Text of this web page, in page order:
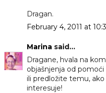
Dragan.
February 4, 2011 at
Marinasaid...
Dragane, hvala na
objašnjenja od
ili predložite temu,
interesuje!